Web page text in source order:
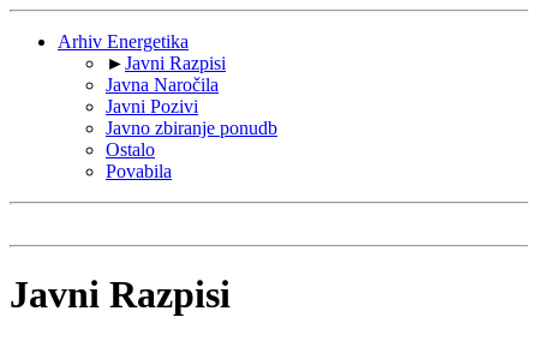
Arhiv Energetika
►Javni Razpisi
Javna Naročila
Javni Pozivi
Javno zbiranje ponudb
Ostalo
Povabila
Javni Razpisi